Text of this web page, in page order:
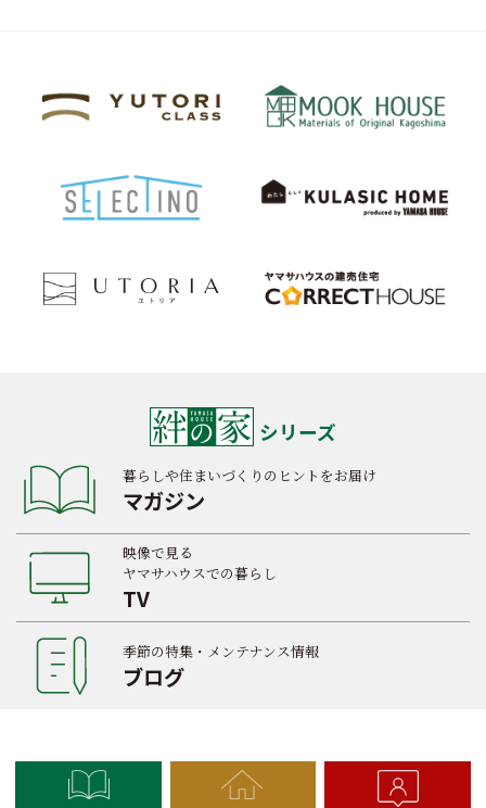
シリーズ
暮らしや住まいづくりのヒントをお届け
マガジン
映像で見る
ヤマサハウスでの暮らし
TV
季節の特集・メンテナンス情報
ブログ